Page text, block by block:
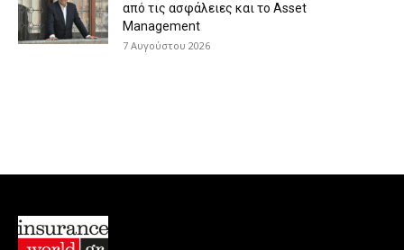
από τις ασφάλειες και το Asset
Management
7 Αυγούστου 2026